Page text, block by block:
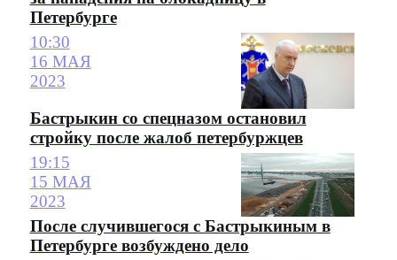
Петербурге
10:30
16 МАЯ
2023
Бастрыкин со спецназом остановил
стройку после жалоб петербуржцев
19:15
15 МАЯ
2023
После случившегося с Бастрыкиным в
Петербурге возбуждено дело